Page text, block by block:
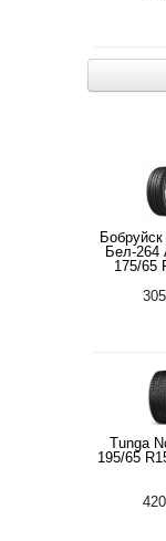
Бел-264
175/65
Tunga
195/65